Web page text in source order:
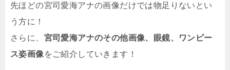
先ほどの宮司愛海アナの画像だけでは物足りないとい
う方に！
さらに、 宮司愛海アナのその他画像、眼鏡、ワンピー
ス姿画像 をご紹介していきます！